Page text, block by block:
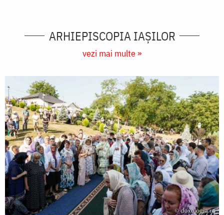
ARHIEPISCOPIA IAŞILOR
vezi mai multe »